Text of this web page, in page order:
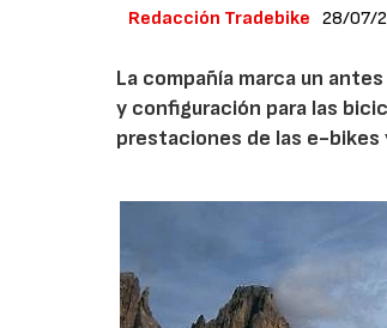
Redacción Tradebike 28/07/
La compañía marca un
y configuración para las
prestaciones de las e-bikes